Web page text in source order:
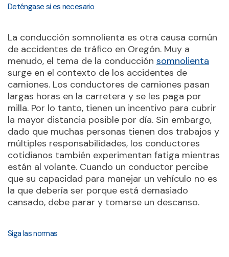
Deténgase si es necesario
La conducción somnolienta es otra causa común
de accidentes de tráfico en Oregón. Muy a
menudo, el tema de la conducción somnolienta
surge en el contexto de los accidentes de
camiones. Los conductores de camiones pasan
largas horas en la carretera y se les paga por
milla. Por lo tanto, tienen un incentivo para cubrir
la mayor distancia posible por día. Sin embargo,
dado que muchas personas tienen dos trabajos y
múltiples responsabilidades, los conductores
cotidianos también experimentan fatiga mientras
están al volante. Cuando un conductor percibe
que su capacidad para manejar un vehículo no es
la que debería ser porque está demasiado
cansado, debe parar y tomarse un descanso.
Siga las normas